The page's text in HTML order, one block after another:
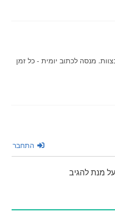
מנסה לכתוב יומית - כל זמן
התחבר
מנת להגיב